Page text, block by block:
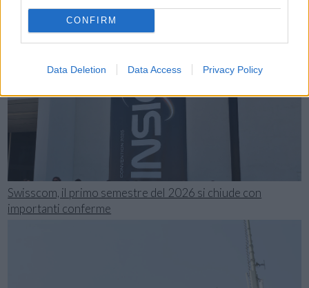
CONFIRM
Data Deletion Data Access Privacy Policy
Swisscom, il primo semestre del 2026 si chiude con
importanti conferme